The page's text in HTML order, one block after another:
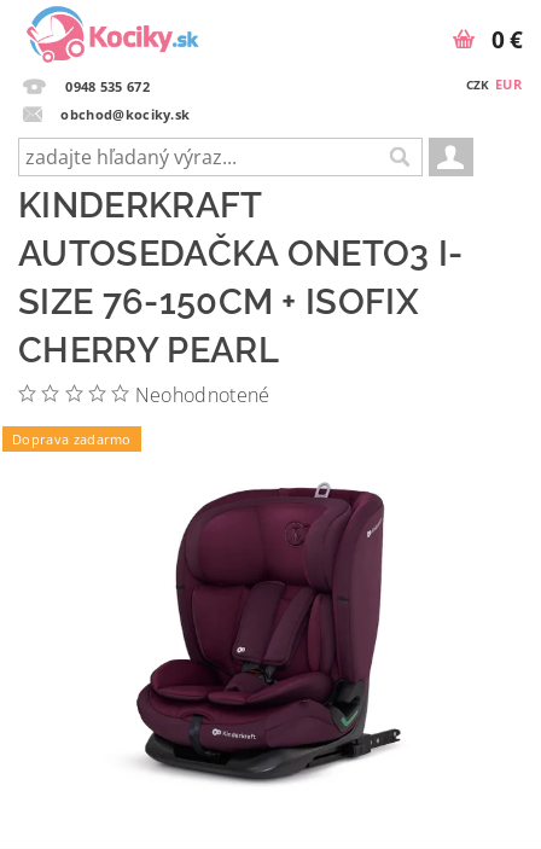
0948 535 672
obchod@kociky.sk
CZK EUR
0 €
KINDERKRAFT
AUTOSEDAČKA ONETO3 I-
SIZE 76-150CM + ISOFIX
CHERRY PEARL
Neohodnotené
Doprava zadarmo